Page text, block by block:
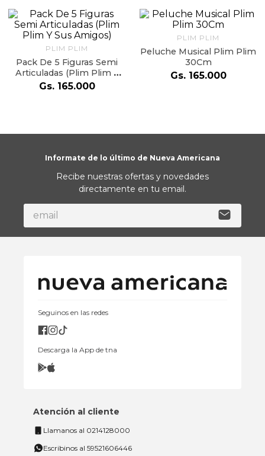
PLIM PLIM
Pack De 5 Figuras Semi
Articuladas (Plim Plim Y
Sus Amigos)
Gs. 165.000
PLIM PLIM
Peluche Musical Plim Plim
30Cm
Gs. 165.000
Informate de lo último de Nueva Americana
Recibe nuestras ofertas y novedades
directamente en tu email.
Seguinos en las redes
Descarga la App de tna
Atención al cliente
Llamanos al 0214128000
Escribinos al 59521606446
9.
almohada
toalla